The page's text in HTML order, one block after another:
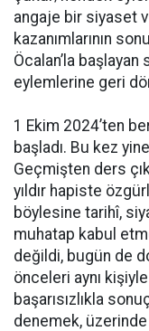
angaje bir siyaset
kazanımlarının
Öcalan’la başlayan
eylemlerine geri
1 Ekim 2024’ten
başladı. Bu kez
Geçmişten ders
yıldır hapiste
böylesine tarihî,
muhatap kabul
değildi, bugün de
önceleri aynı
başarısızlıkla
denemek,